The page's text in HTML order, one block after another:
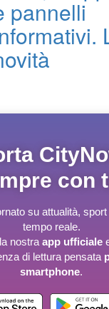
pannelli
con
su attualità,
tempo reale.
nostra app ufficiale
di lettura pensata
smartphone.